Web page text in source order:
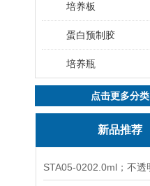
培养板
蛋白预制胶
培养瓶
点击更多分类
新品推荐